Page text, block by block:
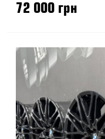
72 000 грн